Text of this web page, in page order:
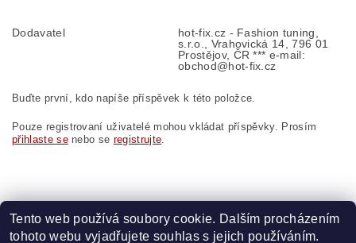
Dodavatel
hot-fix.cz - Fashion tuning,
s.r.o., Vrahovická 14, 796 01
Prostějov, ČR *** e-mail:
obchod@hot-fix.cz
Buďte první, kdo napíše příspěvek k této položce.
Pouze registrovaní uživatelé mohou vkládat příspěvky. Prosím
přihlaste senebo se registrujte.
Tento web používá soubory cookie. Dalším procházením
tohoto webu vyjadřujete souhlas s jejich používáním.